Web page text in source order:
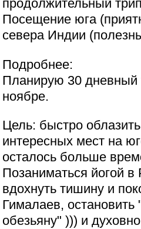
продолжительный
Посещение юга
севера Индии
Подробнее:
Планирую 30 дневный
ноябре.
Цель: быстро
интересных мест на
осталось больше
Позаниматься йогой
вдохнуть тишину и
Гималаев, остановить
обезьяну" ))) и